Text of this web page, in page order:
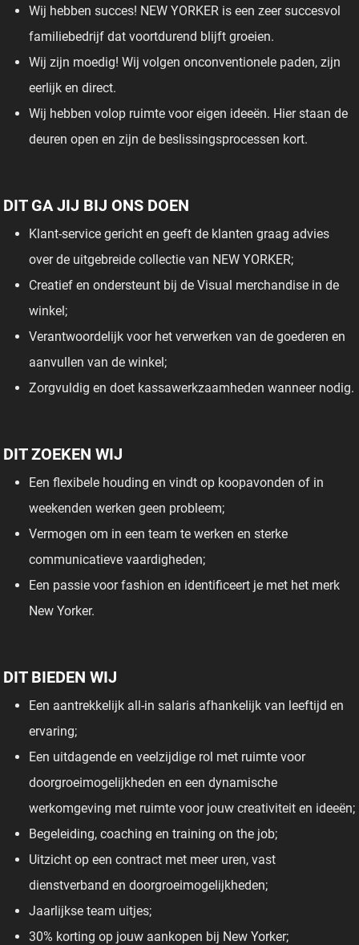
Wij hebben succes! NEW YORKER is een zeer succesvol
familiebedrijf dat voortdurend blijft groeien.
Wij zijn moedig! Wij volgen onconventionele paden, zijn
eerlijk en direct.
Wij hebben volop ruimte voor eigen ideeën. Hier staan de
deuren open en zijn de beslissingsprocessen kort.
DIT GA JIJ BIJ ONS DOEN
Klant-service gericht en geeft de klanten graag advies
over de uitgebreide collectie van NEW YORKER;
Creatief en ondersteunt bij de Visual merchandise in de
winkel;
Verantwoordelijk voor het verwerken van de goederen en
aanvullen van de winkel;
Zorgvuldig en doet kassawerkzaamheden wanneer nodig.
DIT ZOEKEN WIJ
Een flexibele houding en vindt op koopavonden of in
weekenden werken geen probleem;
Vermogen om in een team te werken en sterke
communicatieve vaardigheden;
Een passie voor fashion en identificeert je met het merk
New Yorker.
DIT BIEDEN WIJ
Een aantrekkelijk all-in salaris afhankelijk van leeftijd en
ervaring;
Een uitdagende en veelzijdige rol met ruimte voor
doorgroeimogelijkheden en een dynamische
werkomgeving met ruimte voor jouw creativiteit en ideeën;
Begeleiding, coaching en training on the job;
Uitzicht op een contract met meer uren, vast
dienstverband en doorgroeimogelijkheden;
Jaarlijkse team uitjes;
30% korting op jouw aankopen bij New Yorker;